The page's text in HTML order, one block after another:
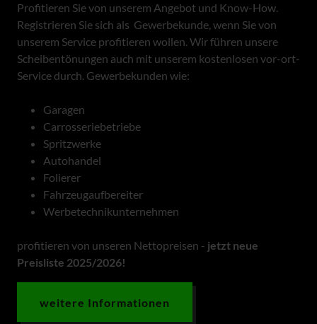
Profitieren Sie von unserem Angebot und Know-How.
Registrieren Sie sich als Gewerbekunde, wenn Sie von
unserem Service profitieren wollen. Wir führen unsere
Scheibentönungen auch mit unserem kostenlosen vor-ort-
Service durch. Gewerbekunden wie:
Garagen
Carrosseriebetriebe
Spritzwerke
Autohandel
Folierer
Fahrzeugaufbereiter
Werbetechnikunternehmen
profitieren von unseren Nettopreisen - jetzt neue
Preisliste 2025/2026!
weitere Informationen